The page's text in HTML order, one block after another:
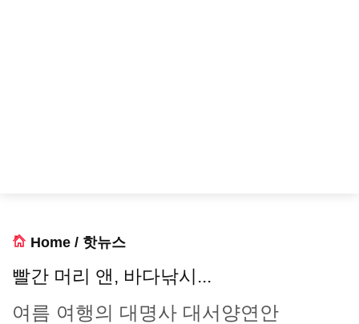
Home / 핫뉴스
빨간 머리 앤, 바다낚시...
여름 여행의 대명사 대서양연안